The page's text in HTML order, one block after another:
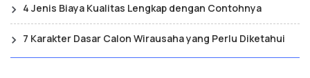
4 Jenis Biaya Kualitas Lengkap dengan Contohnya
7 Karakter Dasar Calon Wirausaha yang Perlu Diketahui